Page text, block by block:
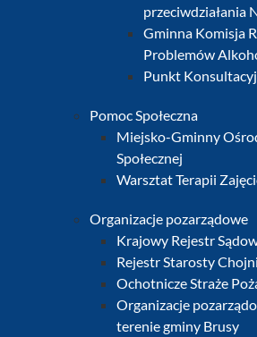
przeciwdziałania
Gminna Komisja
Problemów
Punkt
Pomoc Społeczna
Miejsko-Gminny
Społecznej
Warsztat Terapii
Organizacje pozarządowe
Krajowy Rejestr
Rejestr Starosty
Ochotnicze Straże
Organizacje
terenie gminy Brusy